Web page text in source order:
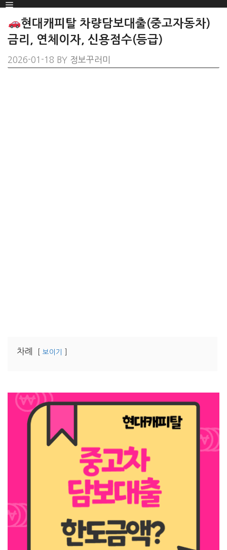
SKIP
TO
CONTENT
Menu
현대캐피탈 차량담보대출(중고자동차)
금리, 연체이자, 신용점수(등급)
2026-01-18 BY 정보꾸러미
차례 보이기